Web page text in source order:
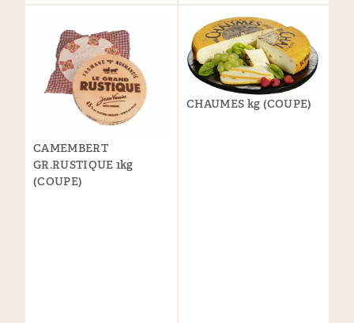
CAMEMBERT
GR.RUSTIQUE 1kg
(COUPE)
CHAUMES kg (COUPE)